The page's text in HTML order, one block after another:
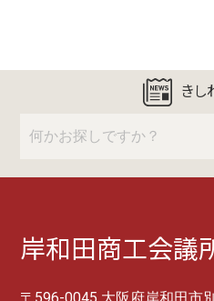
きし
岸和田商工会議